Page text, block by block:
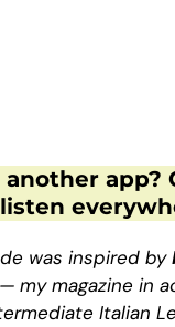
another app?
was inspired by
— my magazine in
Italian